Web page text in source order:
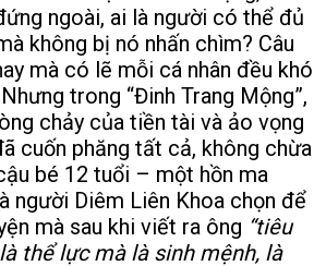
ngoài, ai là người có thể đủ
không bị nó nhấn chìm? Câu
mà có lẽ mỗi cá nhân đều khó
trong “Đinh Trang Mộng”,
chảy của tiền tài và ảo vọng
cuốn phăng tất cả, không chừa
bé 12 tuổi – một hồn ma
người Diêm Liên Khoa chọn để
mà sau khi viết ra ông “tiêu
thể lực mà là sinh mệnh, là